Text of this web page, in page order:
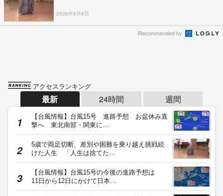
2026年8月8日
Recommended by
アクセスランキング
最新 24時間 週間
【台風情報】台風15号 進路予想 お盆休み直
撃へ 東北南部・関東に…
5歳で両足切断、差別や困難を乗り越え挑戦続
けた人生 「人生は捨てた…
【台風情報】台風15号の今後の進路予想は
11日から12日にかけて日本…